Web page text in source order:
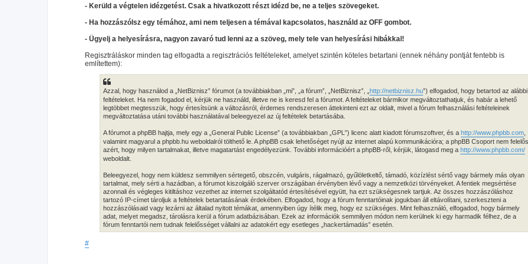
- Kerüld a végtelen idézgetést. Csak a hivatkozott részt idézd be, ne a teljes szövegeket.
- Ha hozzászólsz egy témához, ami nem teljesen a témával kapcsolatos, használd az OFF gombot.
- Ügyelj a helyesírásra, nagyon zavaró tud lenni az a szöveg, mely tele van helyesírási hibákkal!
Regisztráláskor minden tag elfogadta a regisztrációs feltételeket, amelyet szintén köteles betartani (ennek néhány pontját fentebb is
említettem):
Azzal, hogy használod a „NetBiznisz” fórumot (a továbbiakban „mi”, „a fórum”, „NetBiznisz”, „http://netbiznisz.hu”) elfogadod, hogy betartod az alábbi
feltételeket. Ha nem fogadod el, kérjük ne használd, illetve ne is keresd fel a fórumot. A feltételeket bármikor megváltoztathatjuk, és habár a lehető
legtöbbet megtesszük, hogy értesítsünk a változásról, érdemes rendszeresen áttekinteni ezt az oldalt, mivel a fórum felhasználási feltételeinek
megváltoztatása utáni további használatával beleegyezel az új feltételek betartásába.
A fórumot a phpBB hajtja, mely egy a „General Public License” (a továbbiakban „GPL”) licenc alatt kiadott fórumszoftver, és a http://www.phpbb.com,
valamint magyarul a phpbb.hu weboldalról tölthető le. A phpBB csak lehetőséget nyújt az internet alapú kommunikációra; a phpBB Csoport nem felelős
azért, hogy milyen tartalmakat, illetve magatartást engedélyezünk. További információért a phpBB-ről, kérjük, látogasd meg a http://www.phpbb.com/
weboldalt.
Beleegyezel, hogy nem küldesz semmilyen sértegető, obszcén, vulgáris, rágalmazó, gyűlöletkeltő, támadó, közízlést sértő vagy bármely más olyan
tartalmat, mely sérti a hazádban, a fórumot kiszolgáló szerver országában érvényben lévő vagy a nemzetközi törvényeket. A fentiek megsértése
azonnali és végleges kitiltáshoz vezethet az internet szolgáltatód értesítésével együtt, ha ezt szükségesnek tartjuk. Az összes hozzászóláshoz
tartozó IP-címet tároljuk a feltételek betartatásának érdekében. Elfogadod, hogy a fórum fenntartóinak jogukban áll eltávolítani, szerkeszteni a
hozzászólásaid vagy lezárni az általad nyitott témákat, amennyiben úgy ítélik meg, hogy ez szükséges. Mint felhasználó, elfogadod, hogy bármely
adat, melyet megadsz, tárolásra kerül a fórum adatbázisában. Ezek az információk semmilyen módon nem kerülnek ki egy harmadik félhez, de a
fórum fenntartói nem tudnak felelősséget vállalni az adatokért egy esetleges „hackertámadás” esetén.
#